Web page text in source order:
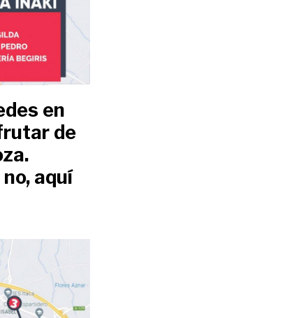
en
de
aquí